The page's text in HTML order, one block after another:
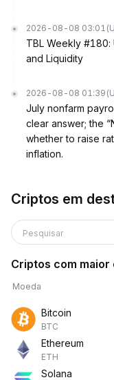
2026-08-08 03:01
TBL Weekly #180:
and Liquidity
2026-08-08 01:39
July nonfarm
clear answer; the
whether to raise
inflation.
Criptos em
Pesquisar
Criptos com
Moeda
Bitcoin
BTC
Ethereum
ETH
Solana